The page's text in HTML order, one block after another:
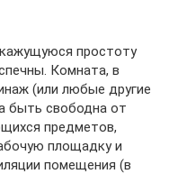
простоту
Комната, в
(или любые другие
быть свободна от
предметов,
площадку и
помещения (в